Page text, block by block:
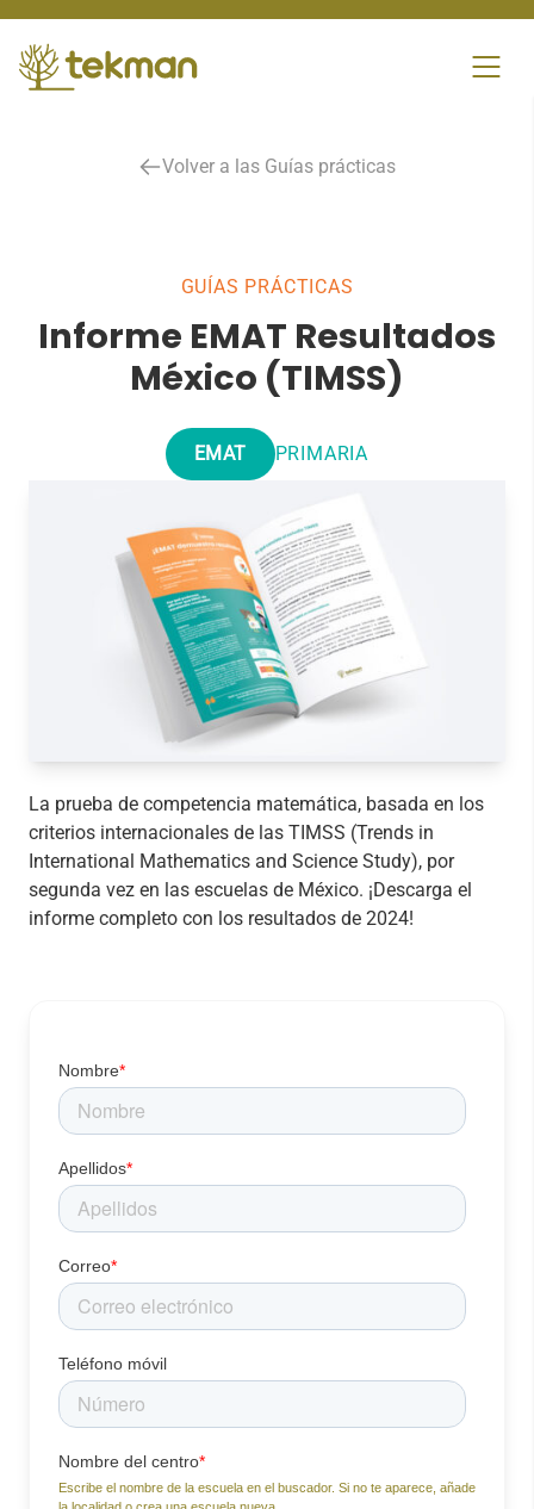
content
Volver a las Guías prácticas
GUÍAS PRÁCTICAS
Informe EMAT Resultados
México (TIMSS)
EMAT PRIMARIA
La prueba de competencia matemática, basada en los
criterios internacionales de las TIMSS (Trends in
International Mathematics and Science Study), por
segunda vez en las escuelas de México. ¡Descarga el
informe completo con los resultados de 2024!
Nombre*
Apellidos*
Correo*
Teléfono móvil
Nombre del centro*
Escribe el nombre de la escuela en el buscador. Si no te aparece, añade